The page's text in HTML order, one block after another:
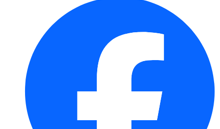
Winterharter Feigenkaktus DJF1 ...
Blasenspiere Panther, PBR
XXL - Radies Erfurter Riesenro ...
Thymian
Bergbohnenkraut